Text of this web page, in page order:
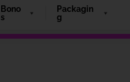
Bono
s
Packagin
g